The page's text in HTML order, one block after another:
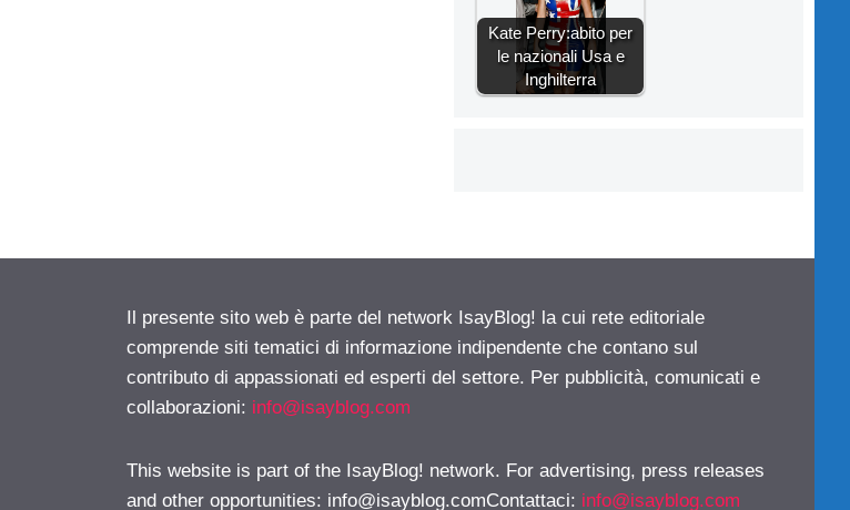
Kate Perry:abito per
le nazionali Usa e
Inghilterra
Il presente sito web è parte del network IsayBlog! la cui rete editoriale
comprende siti tematici di informazione indipendente che contano sul
contributo di appassionati ed esperti del settore. Per pubblicità, comunicati e
collaborazioni: info@isayblog.com
This website is part of the IsayBlog! network. For advertising, press releases
and other opportunities: info@isayblog.comContattaci: info@isayblog.com